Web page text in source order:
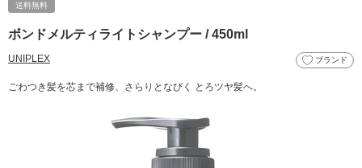
送料無料
ボンドメルティライトシャンプー / 450ml
UNIPLEX ブランド
ごわつき髪を芯まで補修、さらりとなびく とろツヤ髪へ。